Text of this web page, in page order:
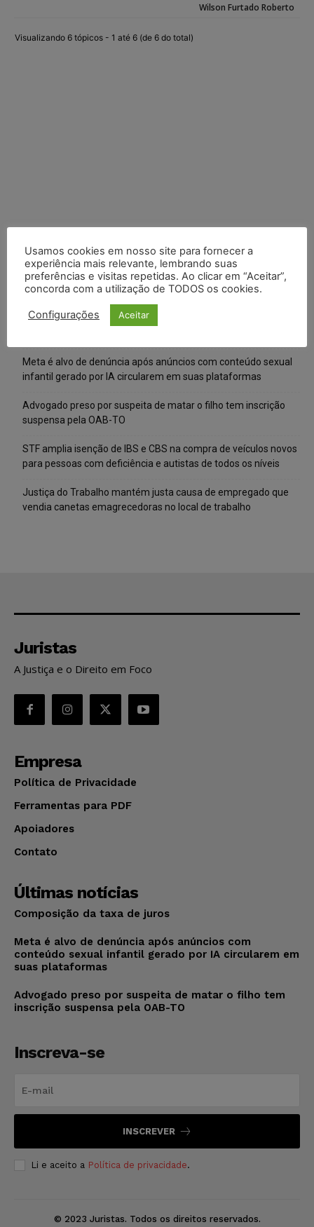
Wilson Furtado Roberto
Visualizando 6 tópicos - 1 até 6 (de 6 do total)
Meta é alvo de denúncia após anúncios com conteúdo sexual
infantil gerado por IA circularem em suas plataformas
Advogado preso por suspeita de matar o filho tem inscrição
suspensa pela OAB-TO
STF amplia isenção de IBS e CBS na compra de veículos novos
para pessoas com deficiência e autistas de todos os níveis
Justiça do Trabalho mantém justa causa de empregado que
vendia canetas emagrecedoras no local de trabalho
Juristas
A Justiça e o Direito em Foco
Empresa
Política de Privacidade
Ferramentas para PDF
Apoiadores
Contato
Últimas notícias
Composição da taxa de juros
Meta é alvo de denúncia após anúncios com
conteúdo sexual infantil gerado por IA circularem em
suas plataformas
Advogado preso por suspeita de matar o filho tem
inscrição suspensa pela OAB-TO
Inscreva-se
INSCREVER
Li e aceito a Política de privacidade.
© 2023 Juristas. Todos os direitos reservados.
Usamos cookies em nosso site para fornecer a
experiência mais relevante, lembrando suas
preferências e visitas repetidas. Ao clicar em “Aceitar”,
concorda com a utilização de TODOS os cookies.
Configurações Aceitar